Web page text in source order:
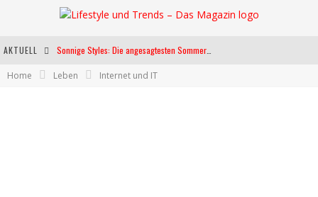
AKTUELL
Home Leben Internet und IT